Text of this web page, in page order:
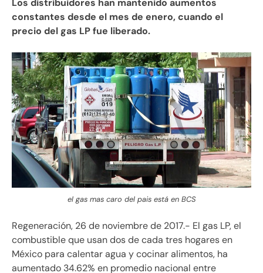
Los distribuidores han mantenido aumentos
constantes desde el mes de enero, cuando el
precio del gas LP fue liberado.
el gas mas caro del pais está en BCS
Regeneración, 26 de noviembre de 2017.- El gas LP, el
combustible que usan dos de cada tres hogares en
México para calentar agua y cocinar alimentos, ha
aumentado 34.62% en promedio nacional entre